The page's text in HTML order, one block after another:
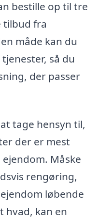
bestille op til tre
tilbud fra
måde kan du
så du
der passer
tage hensyn til,
der er mest
Måske
rengøring,
løbende
hvad, kan en